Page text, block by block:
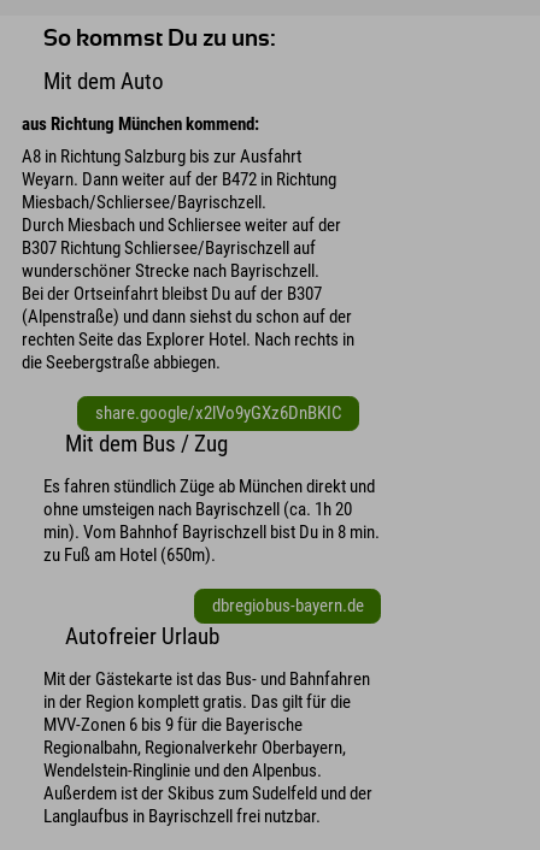
So kommst Du zu uns:
Mit dem Auto
aus Richtung München kommend:
A8 in Richtung Salzburg bis zur Ausfahrt
Weyarn. Dann weiter auf der B472 in Richtung
Miesbach/Schliersee/Bayrischzell.
Durch Miesbach und Schliersee weiter auf der
B307 Richtung Schliersee/Bayrischzell auf
wunderschöner Strecke nach Bayrischzell.
Bei der Ortseinfahrt bleibst Du auf der B307
(Alpenstraße) und dann siehst du schon auf der
rechten Seite das Explorer Hotel. Nach rechts in
die Seebergstraße abbiegen.
share.google/x2lVo9yGXz6DnBKIC
Mit dem Bus / Zug
Es fahren stündlich Züge ab München direkt und
ohne umsteigen nach Bayrischzell (ca. 1h 20
min). Vom Bahnhof Bayrischzell bist Du in 8 min.
zu Fuß am Hotel (650m).
dbregiobus-bayern.de
Autofreier Urlaub
Mit der Gästekarte ist das Bus- und Bahnfahren
in der Region komplett gratis. Das gilt für die
MVV-Zonen 6 bis 9 für die Bayerische
Regionalbahn, Regionalverkehr Oberbayern,
Wendelstein-Ringlinie und den Alpenbus.
Außerdem ist der Skibus zum Sudelfeld und der
Langlaufbus in Bayrischzell frei nutzbar.